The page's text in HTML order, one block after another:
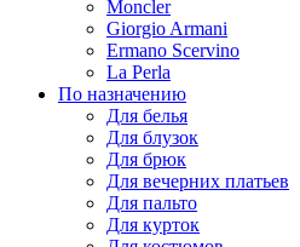
Moncler
Giorgio Armani
Ermano Scervino
La Perla
По назначению
Для белья
Для блузок
Для брюк
Для вечерних платьев
Для пальто
Для курток